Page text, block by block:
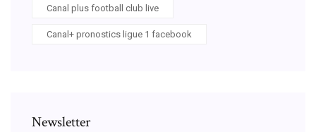
Canal plus football club live
Canal+ pronostics ligue 1 facebook
Newsletter